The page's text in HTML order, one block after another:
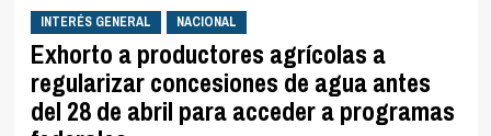
INTERÉS GENERAL NACIONAL
Exhorto a productores agrícolas a
regularizar concesiones de agua antes
del 28 de abril para acceder a programas